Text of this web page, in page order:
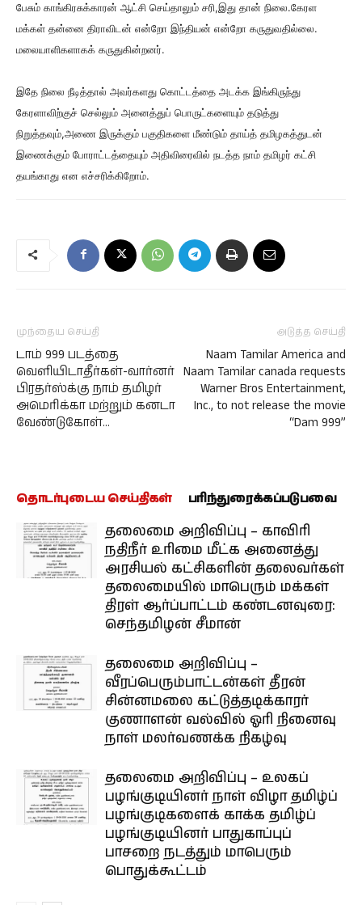
பேசும் காங்கிரசுக்காரன் ஆட்சி செய்தாலும் சரி,இது தான் நிலை.கேரள
மக்கள் தன்னை திராவிடன் என்றோ இந்தியன் என்றோ கருதுவதில்லை.
மலையாளிகளாகக் கருதுகின்றனர்.
இதே நிலை நீடித்தால் அவர்களது கொட்டத்தை அடக்க இங்கிருந்து
கேரளாவிற்குச் செல்லும் அனைத்துப் பொருட்களையும் தடுத்து
நிறுத்தவும்,அணை இருக்கும் பகுதிகளை மீண்டும் தாய்த் தமிழகத்துடன்
இணைக்கும் போராட்டத்தையும் அதிவிரைவில் நடத்த நாம் தமிழர் கட்சி
தயங்காது என எச்சரிக்கிறோம்.
முந்தைய செய்தி
டாம் 999 படத்தை
வெளியிடாதீர்கள்-வார்னர்
பிரதர்ஸ்க்கு நாம் தமிழர்
அமெரிக்கா மற்றும் கனடா
வேண்டுகோள்…
அடுத்த செய்தி
Naam Tamilar America and
Naam Tamilar canada requests
Warner Bros Entertainment,
Inc., to not release the movie
“Dam 999”
தொடர்புடைய செய்திகள் பரிந்துரைக்கப்படுபவை
தலைமை அறிவிப்பு – காவிரி
நதிநீர் உரிமை மீட்க அனைத்து
அரசியல் கட்சிகளின் தலைவர்கள்
தலைமையில் மாபெரும் மக்கள்
திரள் ஆர்ப்பாட்டம் கண்டனவுரை:
செந்தமிழன் சீமான்
தலைமை அறிவிப்பு –
வீரப்பெரும்பாட்டன்கள் தீரன்
சின்னமலை கட்டுத்தடிக்காரர்
குணாளன் வல்வில் ஓரி நினைவு
நாள் மலர்வணக்க நிகழ்வு
தலைமை அறிவிப்பு – உலகப்
பழங்குடியினர் நாள் விழா தமிழ்ப்
பழங்குடிகளைக் காக்க தமிழ்ப்
பழங்குடியினர் பாதுகாப்புப்
பாசறை நடத்தும் மாபெரும்
பொதுக்கூட்டம்